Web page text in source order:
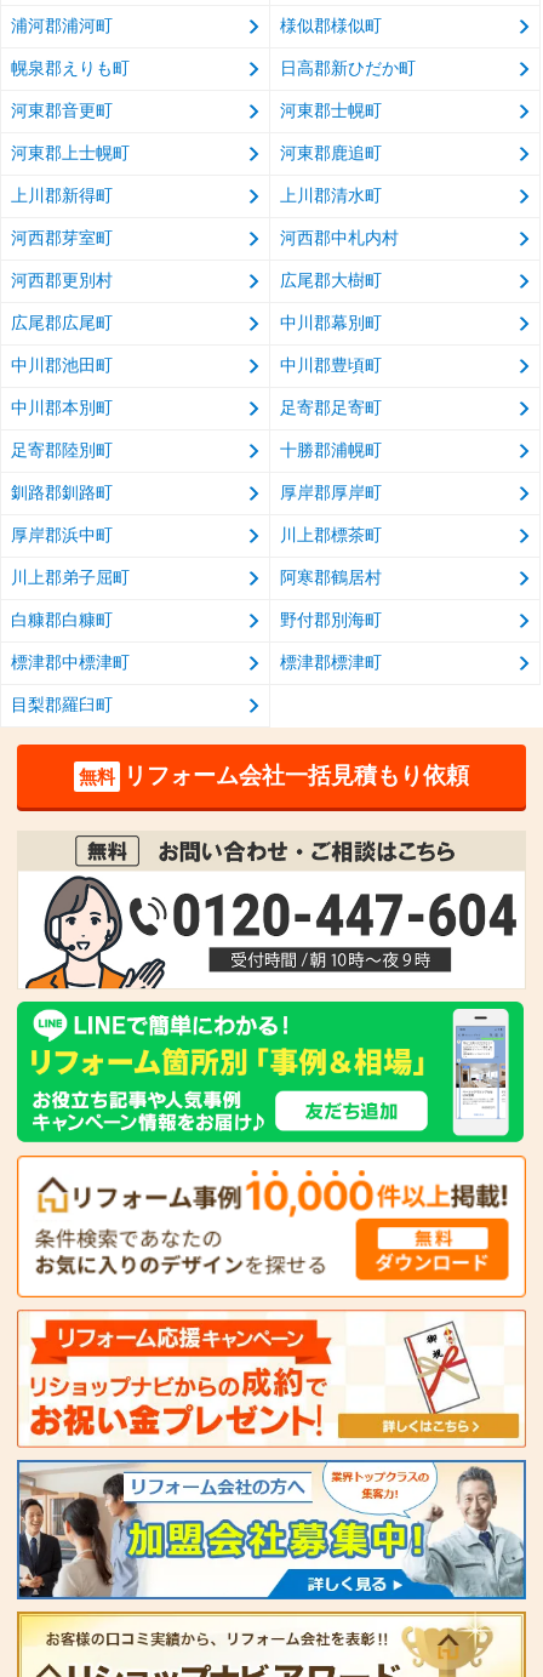
浦河郡浦河町 様似郡様似町
幌泉郡えりも町 日高郡新ひだか町
河東郡音更町 河東郡士幌町
河東郡上士幌町 河東郡鹿追町
上川郡新得町 上川郡清水町
河西郡芽室町 河西郡中札内村
河西郡更別村 広尾郡大樹町
広尾郡広尾町 中川郡幕別町
中川郡池田町 中川郡豊頃町
中川郡本別町 足寄郡足寄町
足寄郡陸別町 十勝郡浦幌町
釧路郡釧路町 厚岸郡厚岸町
厚岸郡浜中町 川上郡標茶町
川上郡弟子屈町 阿寒郡鶴居村
白糠郡白糠町 野付郡別海町
標津郡中標津町 標津郡標津町
目梨郡羅臼町
無料 リフォーム会社一括見積もり依頼